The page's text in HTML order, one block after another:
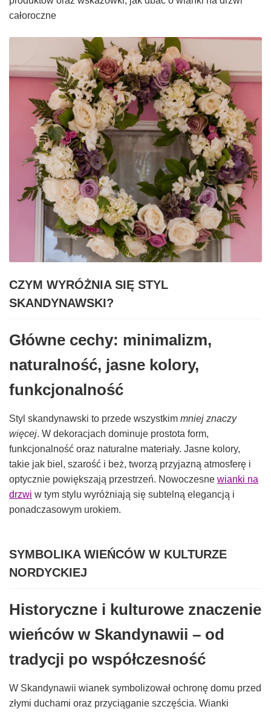
całoroczne
CZYM WYRÓŻNIA SIĘ STYL
SKANDYNAWSKI?
Główne cechy: minimalizm,
naturalność, jasne kolory,
funkcjonalność
Styl skandynawski to przede wszystkim mniej znaczy
więcej. W dekoracjach dominuje prostota form,
funkcjonalność oraz naturalne materiały. Jasne kolory,
takie jak biel, szarość i beż, tworzą przyjazną atmosferę i
optycznie powiększają przestrzeń. Nowoczesne wianki na
drzwi w tym stylu wyróżniają się subtelną elegancją i
ponadczasowym urokiem.
SYMBOLIKA WIEŃCÓW W KULTURZE
NORDYCKIEJ
Historyczne i kulturowe znaczenie
wieńców w Skandynawii – od
tradycji po współczesność
W Skandynawii wianek symbolizował ochronę domu przed
złymi duchami oraz przyciąganie szczęścia. Wianki